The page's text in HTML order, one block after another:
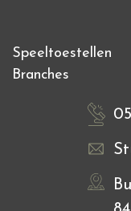
Speeltoestellen
Branches